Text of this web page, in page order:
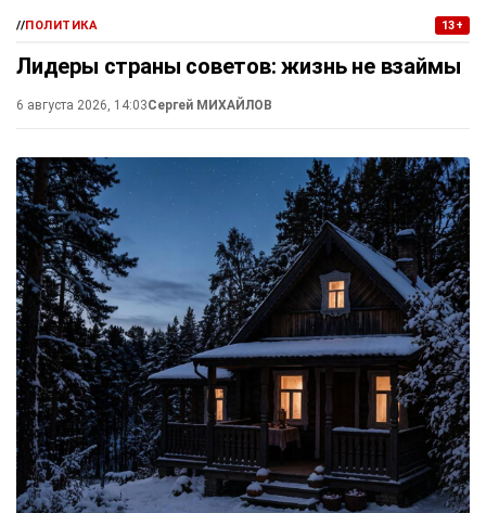
//ПОЛИТИКА 13+
Лидеры страны советов: жизнь не взаймы
6 августа 2026, 14:03Сергей МИХАЙЛОВ